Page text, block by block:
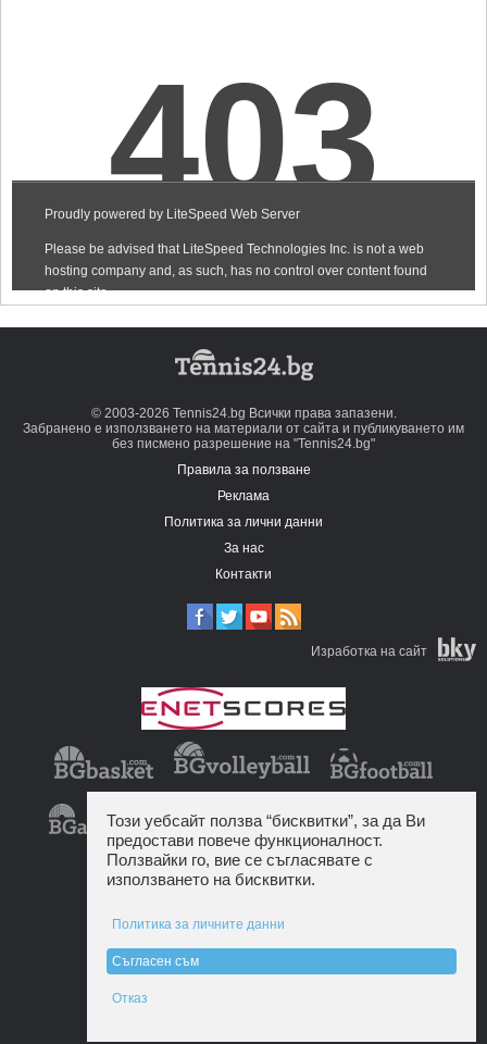
© 2003-2026 Tennis24.bg Всички права запазени.
Забранено е използването на материали от сайта и публикуването им
без писмено разрешение на "Tennis24.bg"
Правила за ползване
Реклама
Политика за лични данни
За нас
Контакти
Изработка на сайт
Този уебсайт ползва “бисквитки”, за да Ви
предостави повече функционалност.
Ползвайки го, вие се съгласявате с
използването на бисквитки.
Политика за личните данни
Съгласен съм
Отказ